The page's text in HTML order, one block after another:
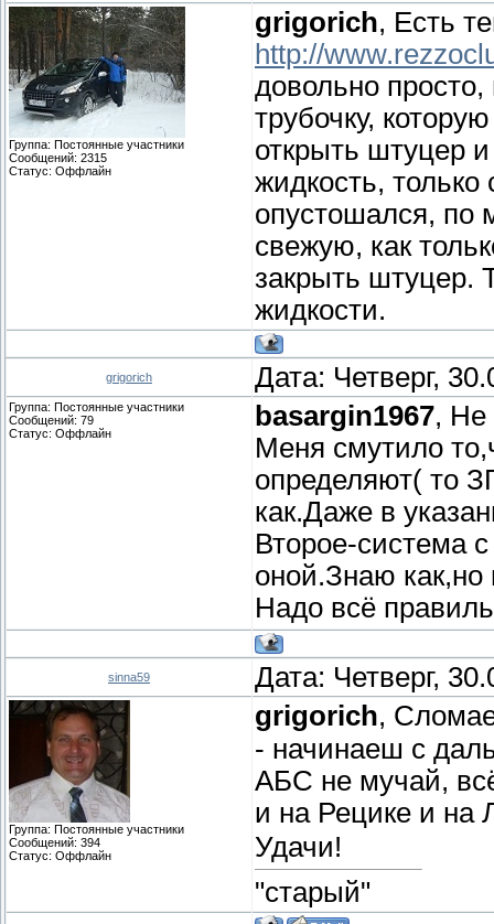
Группа: Постоянные участники
Сообщений: 2315
Статус: Оффлайн
grigorich, Есть
http://
довольно
трубочку,
открыть штуцер
жидкость, только
опустошался, по
свежую, как
закрыть штуцер.
жидкости.
grigorich Дата: Четверг,
Группа: Постоянные участники
Сообщений: 79
Статус: Оффлайн
basargin1967, Не
Меня смутило
определяют( то
как.Даже в
Второе-система
оной.Знаю
Надо всё
sinna59 Дата: Четверг,
Группа: Постоянные участники
Сообщений: 394
Статус: Оффлайн
grigorich,
- начинаеш с
АБС не мучай,
и на Рецике и на
Удачи!
"старый"